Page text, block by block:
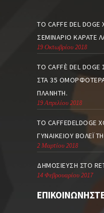
ΤΟ CAFFE DEL
ΣΕΜΙΝΆΡΙΟ ΚΑΡΆΤΕ
19 Οκτωβρίου 2018
ΤΟ CAFFÈ DEL
ΣΤΑ 35
ΠΛΑΝΉΤΗ.
19 Απριλίου 2018
TO
ΓΥΝΑΙΚΕΊΟΥ ΒΌΛΕΪ
2 Μαρτίου 2018
ΔΗΜΟΣΊΕΥΣΗ ΣΤΟ
14 Φεβρουαρίου 2017